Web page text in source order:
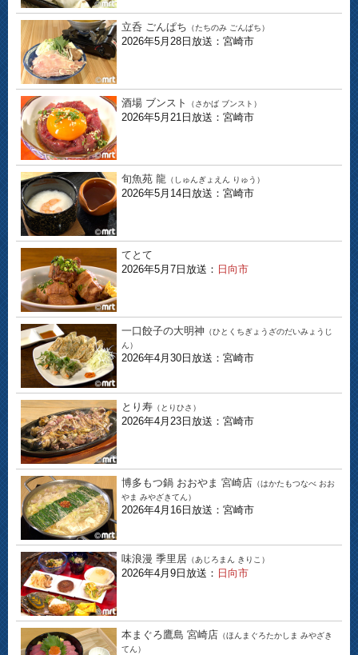
立呑 ごんぱち （たちのみ ごんぱち）
2026年5月28日放送：宮崎市
酒場 ブンスト （さかば ブンスト）
2026年5月21日放送：宮崎市
旬魚苑 龍 （しゅんぎょえん りゅう）
2026年5月14日放送：宮崎市
てとて
2026年5月7日放送： 日向市
一口餃子の大明神 （ひとくちぎょうざのだいみょうじ
ん）
2026年4月30日放送：宮崎市
とり寿 （とりひさ）
2026年4月23日放送：宮崎市
博多もつ鍋 おおやま 宮崎店 （はかたもつなべ おお
やま みやざきてん）
2026年4月16日放送：宮崎市
味浪漫 季里居 （あじろまん きりこ）
2026年4月9日放送： 日向市
本まぐろ鷹島 宮崎店 （ほんまぐろたかしま みやざき
てん）